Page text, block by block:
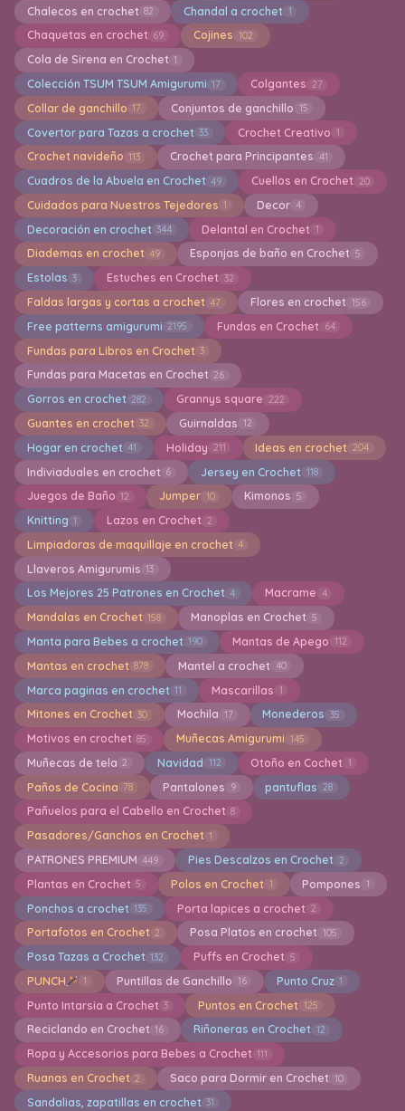
Chalecos en crochet 82 Chandal a crochet 1
Chaquetas en crochet 69 Cojines 102
Cola de Sirena en Crochet 1
Colección TSUM TSUM Amigurumi 17 Colgantes 27
Collar de ganchillo 17 Conjuntos de ganchillo 15
Covertor para Tazas a crochet 33 Crochet Creativo 1
Crochet navideño 113 Crochet para Principantes 41
Cuadros de la Abuela en Crochet 49 Cuellos en Crochet 20
Cuidados para Nuestros Tejedores 1 Decor 4
Decoración en crochet 344 Delantal en Crochet 1
Diademas en crochet 49 Esponjas de baño en Crochet 5
Estolas 3 Estuches en Crochet 32
Faldas largas y cortas a crochet 47 Flores en crochet 156
Free patterns amigurumi 2195 Fundas en Crochet 64
Fundas para Libros en Crochet 3
Fundas para Macetas en Crochet 26
Gorros en crochet 282 Grannys square 222
Guantes en crochet 32 Guirnaldas 12
Hogar en crochet 41 Holiday 211 Ideas en crochet 204
Indiviaduales en crochet 6 Jersey en Crochet 118
Juegos de Baño 12 Jumper 10 Kimonos 5
Knitting 1 Lazos en Crochet 2
Limpiadoras de maquillaje en crochet 4
Llaveros Amigurumis 13
Los Mejores 25 Patrones en Crochet 4 Macrame 4
Mandalas en Crochet 158 Manoplas en Crochet 5
Manta para Bebes a crochet 190 Mantas de Apego 112
Mantas en crochet 878 Mantel a crochet 40
Marca paginas en crochet 11 Mascarillas 1
Mitones en Crochet 30 Mochila 17 Monederos 35
Motivos en crochet 85 Muñecas Amigurumi 145
Muñecas de tela 2 Navidad 112 Otoño en Cochet 1
Paños de Cocina 78 Pantalones 9 pantuflas 28
Pañuelos para el Cabello en Crochet 8
Pasadores/Ganchos en Crochet 1
PATRONES PREMIUM 449 Pies Descalzos en Crochet 2
Plantas en Crochet 5 Polos en Crochet 1 Pompones 1
Ponchos a crochet 135 Porta lapices a crochet 2
Portafotos en Crochet 2 Posa Platos en crochet 105
Posa Tazas a Crochet 132 Puffs en Crochet 5
PUNCH 1 Puntillas de Ganchillo 16 Punto Cruz 1
Punto Intarsia a Crochet 3 Puntos en Crochet 125
Reciclando en Crochet 16 Riñoneras en Crochet 12
Ropa y Accesorios para Bebes a Crochet 111
Ruanas en Crochet 2 Saco para Dormir en Crochet 10
Sandalias, zapatillas en crochet 31